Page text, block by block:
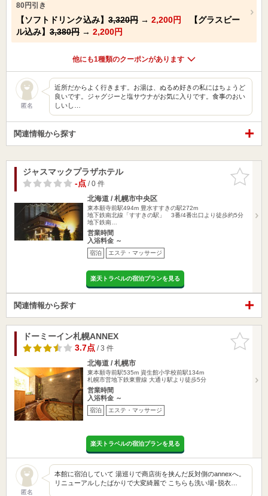
80円引き
【ソフトドリンク込み】 3,320円 → 2,200円
【グラスビー
ル込み】 3,380円 → 2,200円
他にも1種類のクーポンがあります
匿名
近所だからよく行きます。お湯は、ぬるめ好きの私にはちょうど
良いです。ジャグジーと塩サウナがお気に入りです。食事のおい
しいし…
関連情報から探す
お気に入
りに追加
ジャスマックプラザホテル
-点/ 0 件
北海道 / 札幌市中央区
東本願寺前駅494m 豊水すすきの駅272m
地下鉄南北線「すすきの駅」 3番/4番出口より徒歩約5分
地下鉄南…
営業時間
入浴料金 ～
宿泊 エステ・マッサージ
楽天トラベルの宿泊プランを見る
関連情報から探す
お気に入
りに追加
ドーミーイン札幌ANNEX
3.7点/ 3 件
北海道 / 札幌市
東本願寺前駅535m 資生館小学校前駅134m
札幌市営地下鉄東豊線 大通り駅より徒歩5分
営業時間
入浴料金 ～
宿泊 エステ・マッサージ
楽天トラベルの宿泊プランを見る
匿名
本館に宿泊していて 湯巡りで商店街を挟んだ反対側のannexへ。
リニューアルしたばかりで大変綺麗で こちらも洗い場･脱衣…